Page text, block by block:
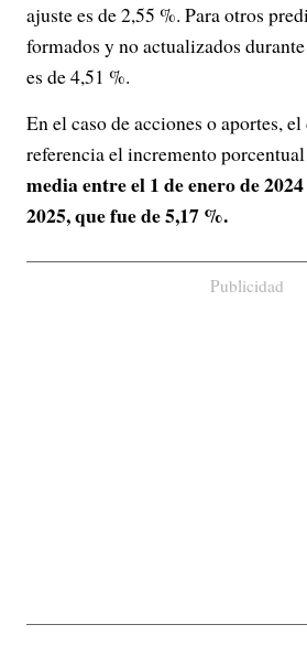
ajuste es de 2,55 %. Para otros
formados y no actualizados
es de 4,51 %.
En el caso de acciones o aportes,
referencia el incremento
media entre el 1 de enero de
2025, que fue de 5,17 %.
Publicidad